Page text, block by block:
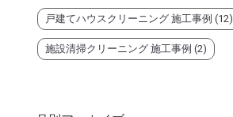
戸建てハウスクリーニング 施工事例 (12)
施設清掃クリーニング 施工事例 (2)